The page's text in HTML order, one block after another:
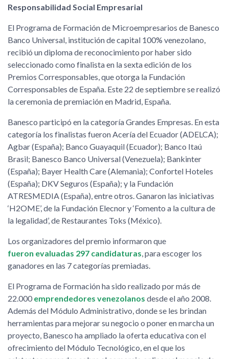
Responsabilidad Social Empresarial
El Programa de Formación de Microempresarios de Banesco
Banco Universal, institución de capital 100% venezolano,
recibió un diploma de reconocimiento por haber sido
seleccionado como finalista en la sexta edición de los
Premios Corresponsables, que otorga la Fundación
Corresponsables de España. Este 22 de septiembre se realizó
la ceremonia de premiación en Madrid, España.
Banesco participó en la categoría Grandes Empresas. En esta
categoría los finalistas fueron Acería del Ecuador (ADELCA);
Agbar (España); Banco Guayaquil (Ecuador); Banco Itaú
Brasil; Banesco Banco Universal (Venezuela); Bankinter
(España); Bayer Health Care (Alemania); Confortel Hoteles
(España); DKV Seguros (España); y la Fundación
ATRESMEDIA (España), entre otros. Ganaron las iniciativas
‘H2OME’, de la Fundación Elecnor y ‘Fomento a la cultura de
la legalidad’, de Restaurantes Toks (México).
Los organizadores del premio informaron que
fueron evaluadas 297 candidaturas , para escoger los
ganadores en las 7 categorías premiadas.
El Programa de Formación ha sido realizado por más de
22.000 emprendedores venezolanos desde el año 2008.
Además del Módulo Administrativo, donde se les brindan
herramientas para mejorar su negocio o poner en marcha un
proyecto, Banesco ha ampliado la oferta educativa con el
ofrecimiento del Módulo Tecnológico, en el que los